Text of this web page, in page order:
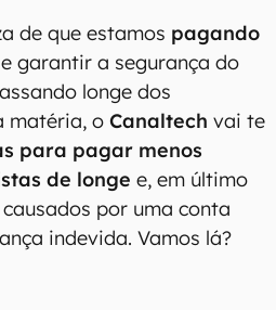
de que estamos pagando
e garantir a segurança do
longe dos
matéria, oCanaltech vai te
para pagar menos
de longe e, em último
causados por uma conta
indevida. Vamos lá?